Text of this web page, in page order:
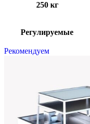
250 кг
Регулируемые
Рекомендуем